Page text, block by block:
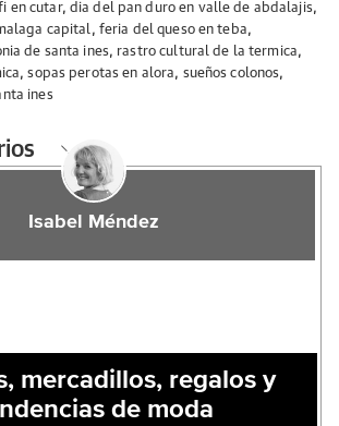
en cutar, dia del pan duro en valle de abdalajis,
capital, feria del queso en teba,
de santa ines, rastro cultural de la termica,
,sopas perotas en alora, sueños colonos,
ines
Isabel Méndez
mercadillos, regalos y
de moda